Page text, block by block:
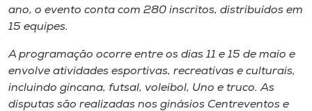
Museu
ano, o evento conta com 280 inscritos, distribuídos em
15 equipes.
A programação ocorre entre os dias 11 e 15 de maio e
envolve atividades esportivas, recreativas e culturais,
incluindo gincana, futsal, voleibol, Uno e truco. As
disputas são realizadas nos ginásios Centreventos e